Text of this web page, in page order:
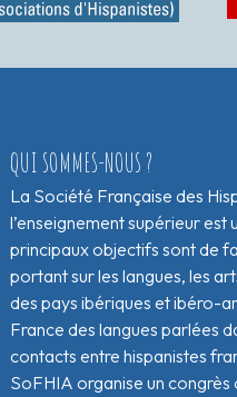
QUI SOMMES-NOUS ?
La Société Française des
l’enseignement supérieur est
principaux objectifs sont de
portant sur les langues, les
des pays ibériques et ibéro-
France des langues parlées
contacts entre hispanistes
SoFHIA organise un congrès